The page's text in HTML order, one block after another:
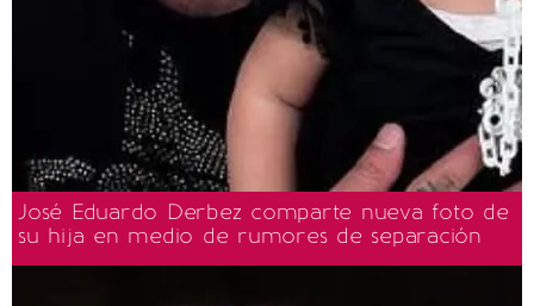
José Eduardo Derbez comparte nueva foto de
su hija en medio de rumores de separación